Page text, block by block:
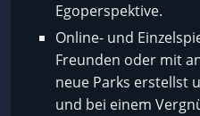
Egoperspektive.
Online- und
Freunden oder mit
neue Parks erstellst
und bei einem